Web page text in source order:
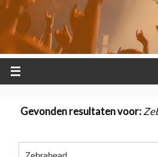
Gevonden resultaten voor: